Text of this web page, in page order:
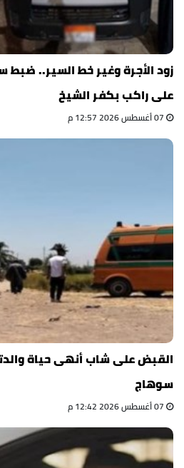
زود الأجرة وغير خط السير..
على راكب بكفر الشيخ
القبض على شاب أنهى حياة
سوهاج